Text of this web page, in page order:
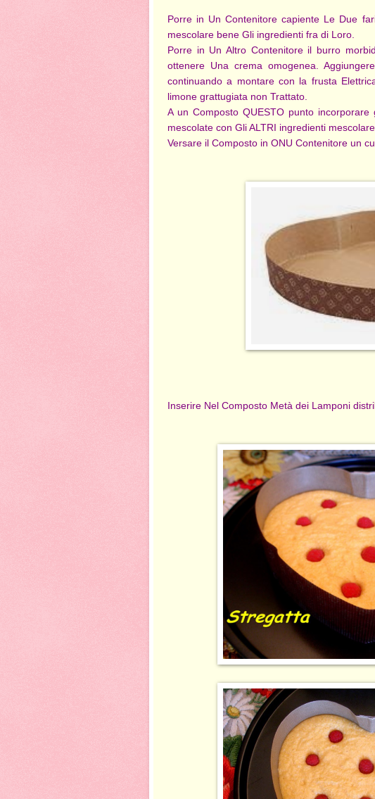
Porre in Un Contenitore capiente Le Due
mescolare bene Gli ingredienti fra di Loro.
Porre in Un Altro Contenitore il burro
ottenere Una crema omogenea.
continuando a montare con la frusta
limone grattugiata non Trattato.
A un Composto QUESTO punto
mescolate con Gli ALTRI ingredienti
Versare il Composto in ONU Contenitore un
Inserire Nel Composto Metà dei Lamponi